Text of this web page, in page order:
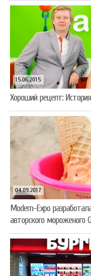
15.06.2015
Хороший рецепт:
04.09.2017
Modern-Expo
авторского мороженого